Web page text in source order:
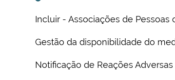
Incluir - Associações de Pessoas
Gestão da disponibilidade do
Notificação de Reações Adversas